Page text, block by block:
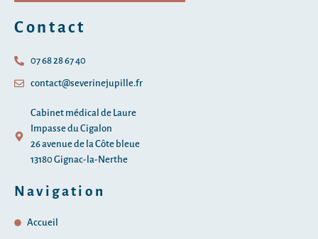
Contact
07 68 28 67 40
contact@severinejupille.fr
Cabinet médical de Laure
Impasse du Cigalon
26 avenue de la Côte bleue
13180 Gignac-la-Nerthe
Navigation
Accueil